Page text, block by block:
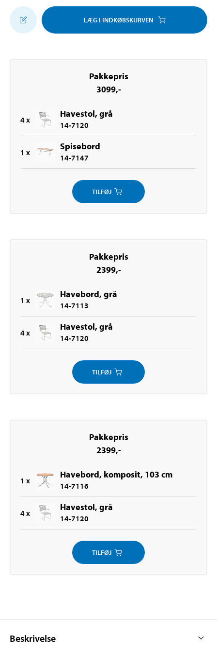
LÆG I INDKØBSKURVEN
Pakkepris
3099,-
4x
Havestol, grå
14-7120
1 x
Spisebord
14-7147
TILFØJ
Pakkepris
2399,-
1 x
Havebord, grå
14-7113
4x
Havestol, grå
14-7120
TILFØJ
Pakkepris
2399,-
1 x
Havebord, komposit, 103 cm
14-7116
4x
Havestol, grå
14-7120
TILFØJ
Beskrivelse